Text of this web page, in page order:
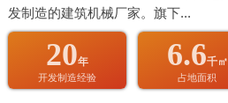
发制造的建筑机械厂家。旗下...
20年
开发制造经验
6.6千㎡
占地面积